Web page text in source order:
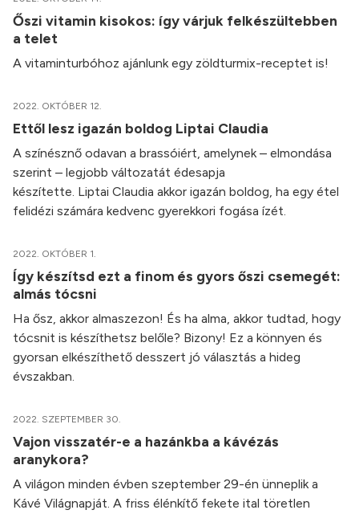
Őszi vitamin kisokos: így várjuk felkészültebben
a telet
A vitaminturbóhoz ajánlunk egy zöldturmix-receptet is!
2022. OKTÓBER 12.
Ettől lesz igazán boldog Liptai Claudia
A színésznő odavan a brassóiért, amelynek – elmondása
szerint – legjobb változatát édesapja
készítette. Liptai Claudia akkor igazán boldog, ha egy étel
felidézi számára kedvenc gyerekkori fogása ízét.
2022. OKTÓBER 1.
Így készítsd ezt a finom és gyors őszi csemegét:
almás tócsni
Ha ősz, akkor almaszezon! És ha alma, akkor tudtad, hogy
tócsnit is készíthetsz belőle? Bizony! Ez a könnyen és
gyorsan elkészíthető desszert jó választás a hideg
évszakban.
2022. SZEPTEMBER 30.
Vajon visszatér-e a hazánkba a kávézás
aranykora?
A világon minden évben szeptember 29-én ünneplik a
Kávé Világnapját. A friss élénkítő fekete ital töretlen